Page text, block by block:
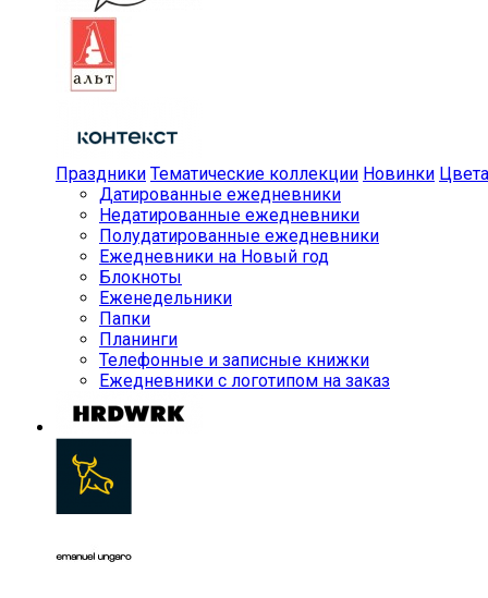
Праздники Тематические коллекции Новинки Цвета
Датированные ежедневники
Недатированные ежедневники
Полудатированные ежедневники
Ежедневники на Новый год
Блокноты
Еженедельники
Папки
Планинги
Телефонные и записные книжки
Ежедневники с логотипом на заказ